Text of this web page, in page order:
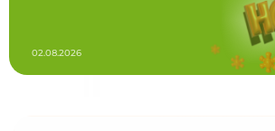
02.08.2026